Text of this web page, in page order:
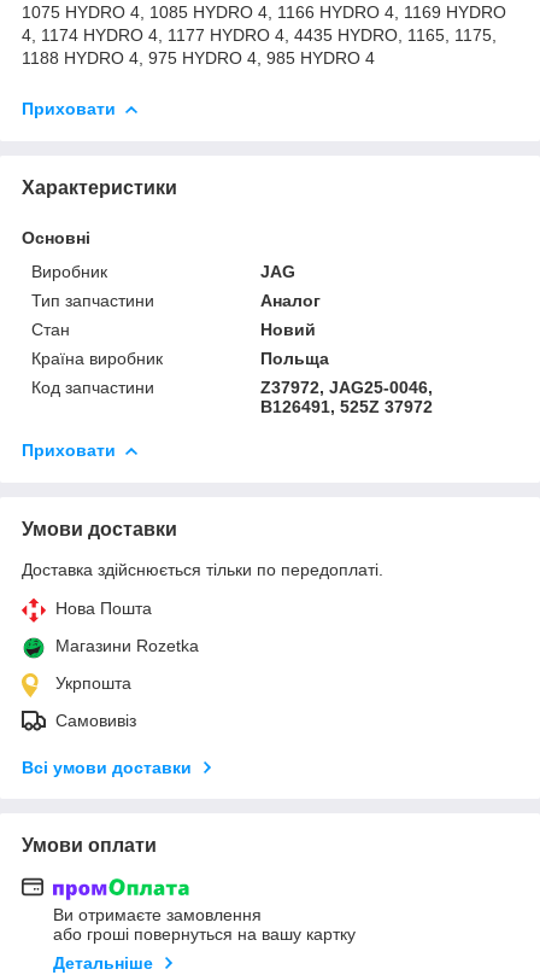
1075 HYDRO 4, 1085 HYDRO 4, 1166 HYDRO 4, 1169 HYDRO
4, 1174 HYDRO 4, 1177 HYDRO 4, 4435 HYDRO, 1165, 1175,
1188 HYDRO 4, 975 HYDRO 4, 985 HYDRO 4
Приховати
Характеристики
Основні
Виробник
JAG
Тип запчастини
Аналог
Стан
Новий
Країна виробник
Польща
Код запчастини
Z37972, JAG25-0046,
B126491, 525Z 37972
Приховати
Умови доставки
Доставка здійснюється тільки по передоплаті.
Нова Пошта
Магазини Rozetka
Укрпошта
Самовивіз
Всі умови доставки
Умови оплати
Ви отримаєте замовлення
або гроші повернуться на вашу картку
Детальніше